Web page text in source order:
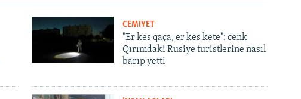
CEMİYET
"Er kes qaça, er kes kete": cenk
Qırımdaki Rusiye turistlerine nasıl
barıp yetti